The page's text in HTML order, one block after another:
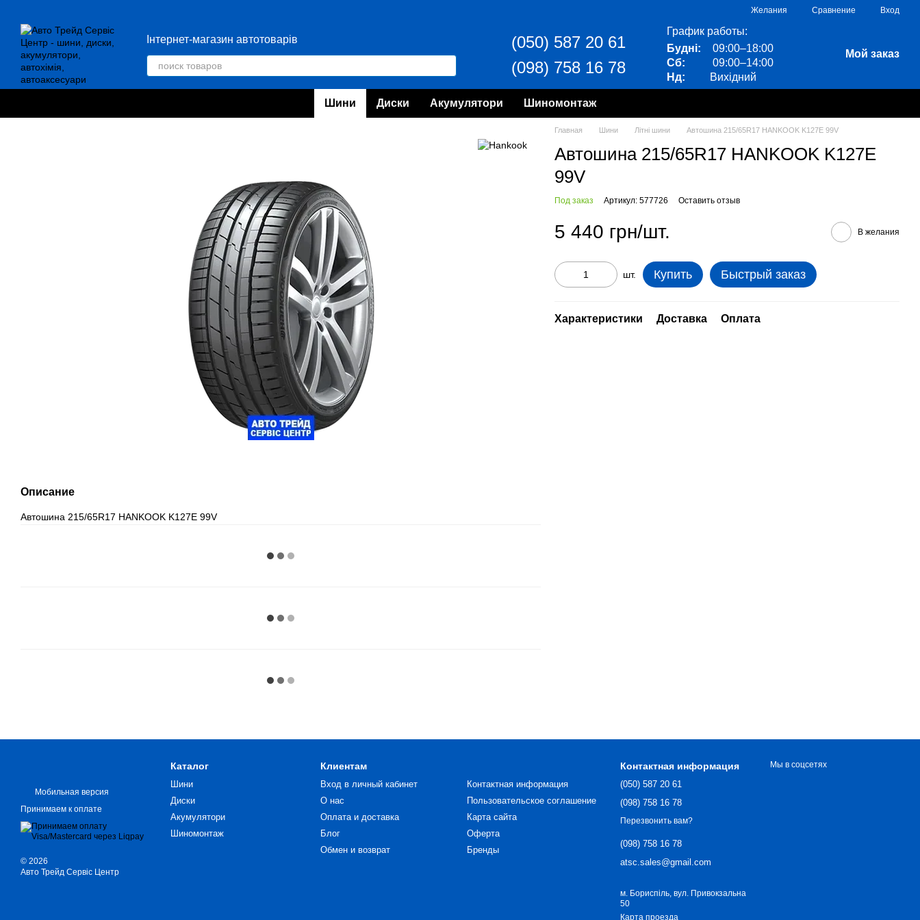
Желания Сравнение Вход
Інтернет-магазин автотоварів
(050) 587 20 61
(098) 758 16 78
График работы:
Будні:
09:00–18:00
Сб:
09:00–14:00
Нд:
Вихідний
Мой заказ
Шини Диски Акумулятори Шиномонтаж
Описание
Автошина 215/65R17 HANKOOK K127E 99V
Главная Шини Літні шини Автошина 215/65R17 HANKOOK K127E 99V
Автошина 215/65R17 HANKOOK K127E
99V
Под заказ Артикул: 577726 Оставить отзыв
5 440 грн/шт. В желания
шт. Купить Быстрый заказ
Характеристики Доставка Оплата
Мобильная версия
Принимаем к оплате
© 2026
Авто Трейд Сервіс Центр
Каталог
Шини
Диски
Акумулятори
Шиномонтаж
Клиентам
Вход в личный кабинет
О нас
Оплата и доставка
Блог
Обмен и возврат
Контактная информация
Пользовательское соглашение
Карта сайта
Оферта
Бренды
Контактная информация
(050) 587 20 61
(098) 758 16 78
Перезвонить вам?
(098) 758 16 78
atsc.sales@gmail.com
м. Бориспіль, вул. Привокзальна
50
Карта проезда
Мы в соцсетях